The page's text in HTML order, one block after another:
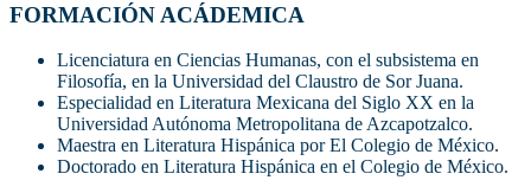
FORMACIÓN ACÁDEMICA
Licenciatura en Ciencias Humanas, con el subsistema en
Filosofía, en la Universidad del Claustro de Sor Juana.
Especialidad en Literatura Mexicana del Siglo XX en la
Universidad Autónoma Metropolitana de Azcapotzalco.
Maestra en Literatura Hispánica por El Colegio de México.
Doctorado en Literatura Hispánica en el Colegio de México.